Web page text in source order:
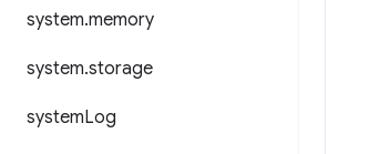
system.memory
system.storage
systemLog